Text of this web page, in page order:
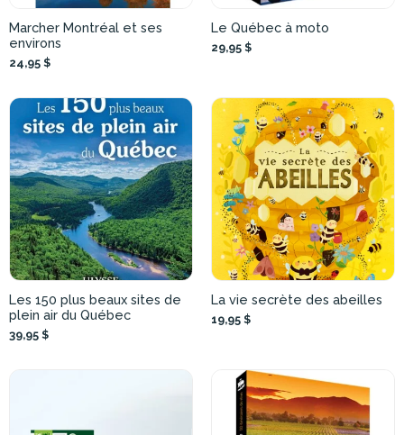
Marcher Montréal et ses
environs
24,95 $
Le Québec à moto
29,95 $
Les 150 plus beaux sites de
plein air du Québec
39,95 $
La vie secrète des abeilles
19,95 $